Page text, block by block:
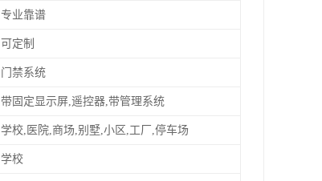
专业靠谱
可定制
门禁系统
带固定显示屏,遥控器,带管理系统
学校,医院,商场,别墅,小区,工厂,停车场
学校